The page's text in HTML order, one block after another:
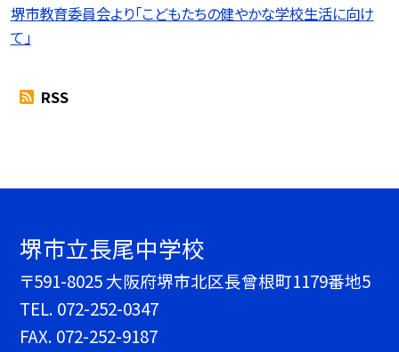
堺市教育委員会より「こどもたちの健やかな学校生活に向け
て」
RSS
堺市立長尾中学校
〒591-8025 大阪府堺市北区長曾根町1179番地5
TEL. 072-252-0347
FAX. 072-252-9187